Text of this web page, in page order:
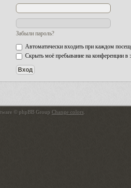
Забыли пароль?
Автоматически входить при каждом
Скрыть моё пребывание на конференции в
© phpBB Group Change colors